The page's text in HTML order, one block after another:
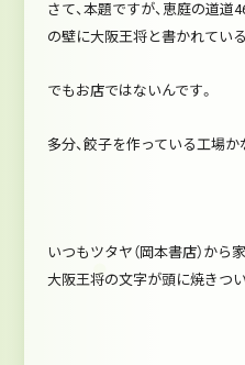
さて、本題ですが、恵庭の道道
の壁に大阪王将と書かれてい
でもお店ではないんです。
多分、餃子を作っている工場か
いつもツタヤ（岡本書店）から
大阪王将の文字が頭に焼きつ